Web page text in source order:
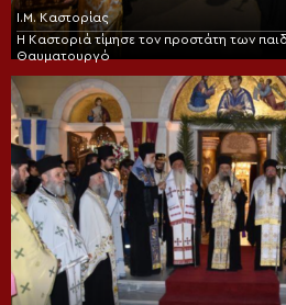
Ι.Μ. Καστορίας
Η Καστοριά τίμησε τον προστάτη των
Θαυματουργό